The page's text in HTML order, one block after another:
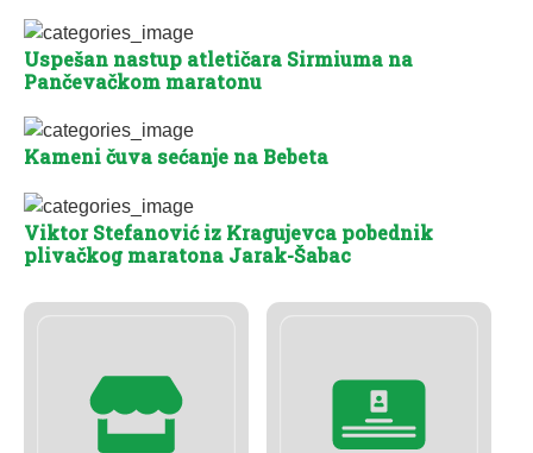
Uspešan nastup atletičara Sirmiuma na
Pančevačkom maratonu
Kameni čuva sećanje na Bebeta
Viktor Stefanović iz Kragujevca pobednik
plivačkog maratona Jarak-Šabac